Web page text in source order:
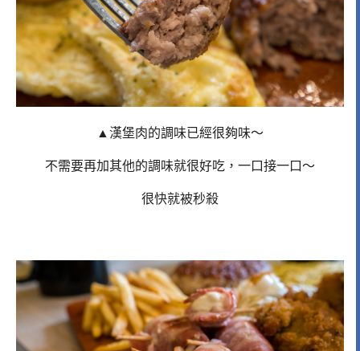
▲漢堡肉的調味已經很夠味～
不需要再加其他的調味就很好吃，一口接一口～
很快就被秒殺